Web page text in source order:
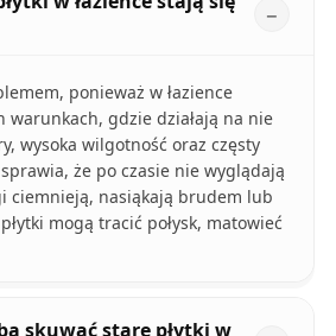
ponieważ w łazience
warunkach, gdzie działają na nie
wysoka wilgotność oraz częsty
że po czasie nie wyglądają
ciemnieją, nasiąkają brudem lub
mogą tracić połysk, matowieć
skuwać stare płytki w